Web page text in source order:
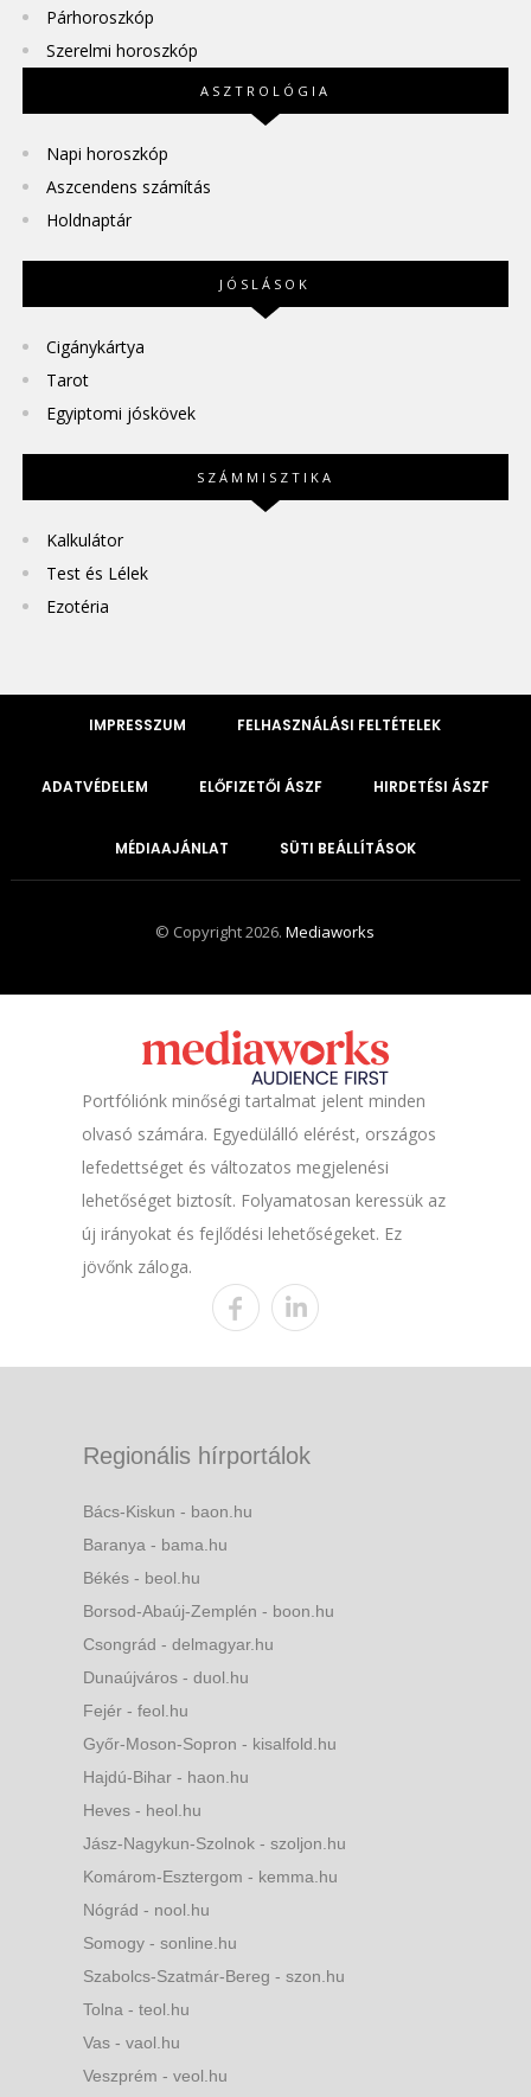
Párhoroszkóp
Szerelmi horoszkóp
ASZTROLÓGIA
Napi horoszkóp
Aszcendens számítás
Holdnaptár
JÓSLÁSOK
Cigánykártya
Tarot
Egyiptomi jóskövek
SZÁMMISZTIKA
Kalkulátor
Test és Lélek
Ezotéria
IMPRESSZUM FELHASZNÁLÁSI FELTÉTELEK
ADATVÉDELEM ELŐFIZETŐI ÁSZF HIRDETÉSI ÁSZF
MÉDIAAJÁNLAT SÜTI BEÁLLÍTÁSOK
© Copyright 2026.Mediaworks
Portfóliónk minőségi tartalmat jelent minden
olvasó számára. Egyedülálló elérést, országos
lefedettséget és változatos megjelenési
lehetőséget biztosít. Folyamatosan keressük az
új irányokat és fejlődési lehetőségeket. Ez
jövőnk záloga.
Regionális hírportálok
Bács-Kiskun - baon.hu
Baranya - bama.hu
Békés - beol.hu
Borsod-Abaúj-Zemplén - boon.hu
Csongrád - delmagyar.hu
Dunaújváros - duol.hu
Fejér - feol.hu
Győr-Moson-Sopron - kisalfold.hu
Hajdú-Bihar - haon.hu
Heves - heol.hu
Jász-Nagykun-Szolnok - szoljon.hu
Komárom-Esztergom - kemma.hu
Nógrád - nool.hu
Somogy - sonline.hu
Szabolcs-Szatmár-Bereg - szon.hu
Tolna - teol.hu
Vas - vaol.hu
Veszprém - veol.hu